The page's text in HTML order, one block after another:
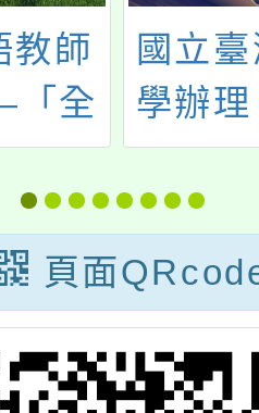
教師
「全
來」
國立
學辦
數學
研習
說
頁面